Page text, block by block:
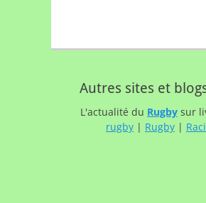
Autres sites et
L'actualité du Rugby sur
rugby | Rugby |